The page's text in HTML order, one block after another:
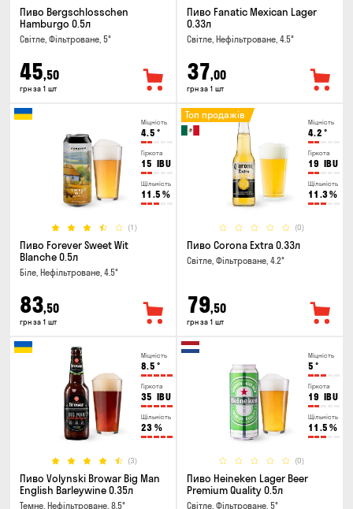
Пиво Bergschlosschen
Hamburgo 0.5л
Світле, Фільтроване, 5°
45,50
грн за 1 шт
Пиво Fanatic Mexican Lager
0.33л
Світле, Нефільтроване, 4.5°
37,00
грн за 1 шт
Міцність
4.5 °
Гіркота
15 IBU
Щільність
11.5 %
(1)
Пиво Forever Sweet Wit
Blanche 0.5л
Біле, Нефільтроване, 4.5°
83,50
грн за 1 шт
Міцність
4.2 °
Гіркота
19 IBU
Щільність
11.3%
(0)
Топ продажів
Пиво Corona Extra 0.33л
Світле, Фільтроване, 4.2°
79,50
грн за 1 шт
Міцність
8.5 °
Гіркота
35 IBU
Щільність
23 %
(3)
Пиво Volynski Browar Big Man
English Barleywine 0.35л
Темне, Нефільтроване, 8.5°
Міцність
5 °
Гіркота
19 IBU
Щільність
11.5 %
(0)
Пиво Heineken Lager Beer
Premium Quality 0.5л
Світле, Фільтроване, 5°